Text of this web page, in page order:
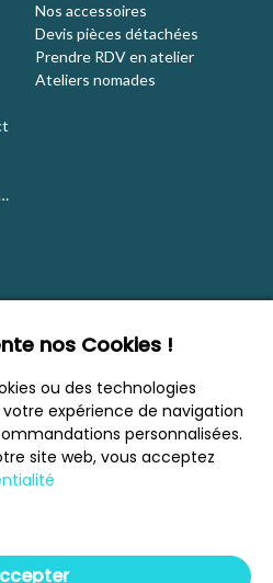
Nos accessoires
Devis pièces détachées
Prendre RDV en atelier
Ateliers nomades
nos Cookies !
ou des technologies
expérience de navigation
personnalisées.
site web, vous acceptez